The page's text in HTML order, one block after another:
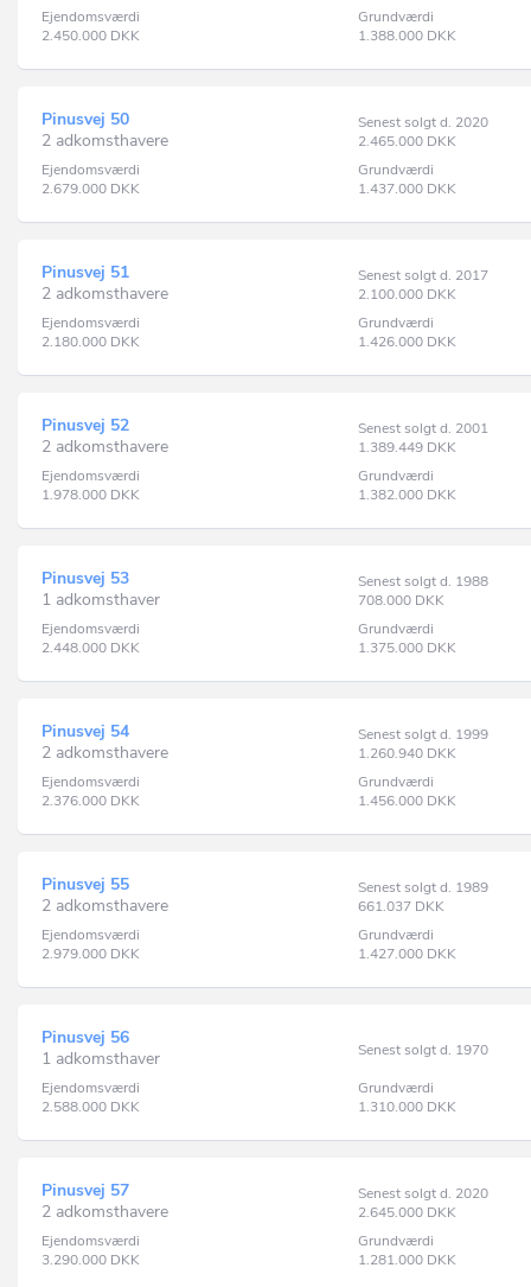
Ejendomsværdi
2.450.000 DKK
Grundværdi
1.388.000 DKK
Pinusvej 50
2 adkomsthavere
Senest solgt d. 2020
2.465.000 DKK
Ejendomsværdi
2.679.000 DKK
Grundværdi
1.437.000 DKK
Pinusvej 51
2 adkomsthavere
Senest solgt d. 2017
2.100.000 DKK
Ejendomsværdi
2.180.000 DKK
Grundværdi
1.426.000 DKK
Pinusvej 52
2 adkomsthavere
Senest solgt d. 2001
1.389.449 DKK
Ejendomsværdi
1.978.000 DKK
Grundværdi
1.382.000 DKK
Pinusvej 53
1 adkomsthaver
Senest solgt d. 1988
708.000 DKK
Ejendomsværdi
2.448.000 DKK
Grundværdi
1.375.000 DKK
Pinusvej 54
2 adkomsthavere
Senest solgt d. 1999
1.260.940 DKK
Ejendomsværdi
2.376.000 DKK
Grundværdi
1.456.000 DKK
Pinusvej 55
2 adkomsthavere
Senest solgt d. 1989
661.037 DKK
Ejendomsværdi
2.979.000 DKK
Grundværdi
1.427.000 DKK
Pinusvej 56
1 adkomsthaver
Senest solgt d. 1970
Ejendomsværdi
2.588.000 DKK
Grundværdi
1.310.000 DKK
Pinusvej 57
2 adkomsthavere
Senest solgt d. 2020
2.645.000 DKK
Ejendomsværdi
3.290.000 DKK
Grundværdi
1.281.000 DKK